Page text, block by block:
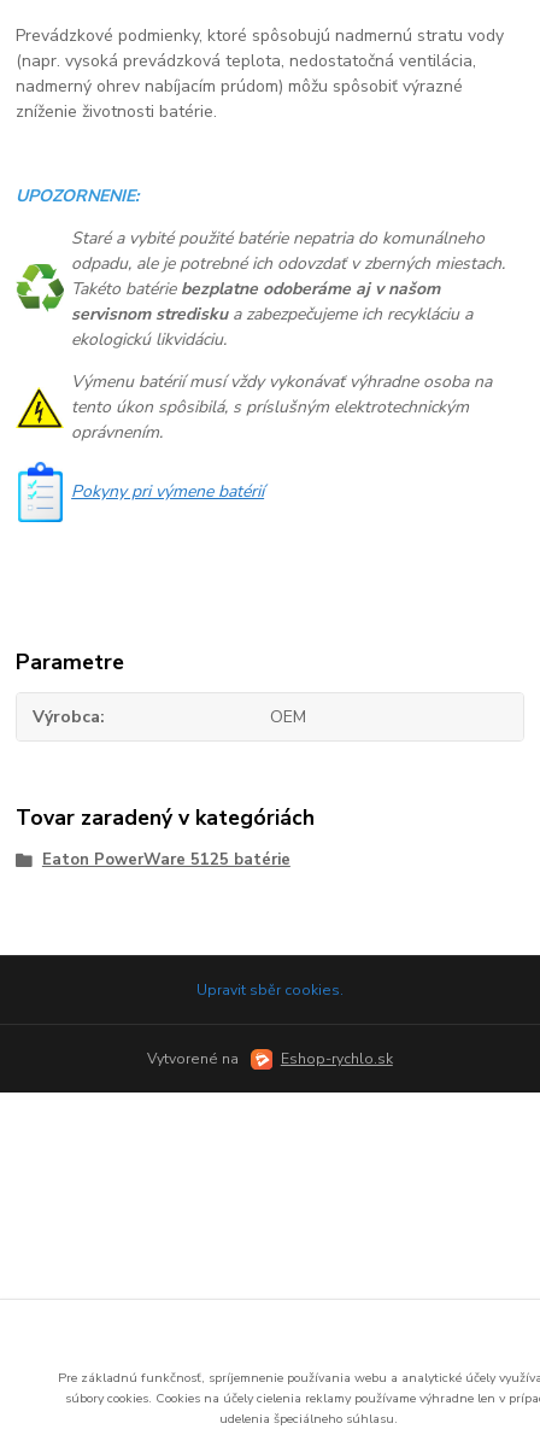
Prevádzkové podmienky, ktoré spôsobujú nadmernú stratu vody
(napr. vysoká prevádzková teplota, nedostatočná ventilácia,
nadmerný ohrev nabíjacím prúdom) môžu spôsobiť výrazné
zníženie životnosti batérie.
UPOZORNENIE:
Staré a vybité použité batérie nepatria do komunálneho
odpadu, ale je potrebné ich odovzdať v zberných miestach.
Takéto batérie bezplatne odoberáme aj v našom
servisnom strediskua zabezpečujeme ich recykláciu a
ekologickú likvidáciu.
Výmenu batérií musí vždy vykonávať výhradne osoba na
tento úkon spôsibilá, s príslušným elektrotechnickým
oprávnením.
Pokyny pri výmene batérií
Parametre
Výrobca OEM
Tovar zaradený v kategóriách
Eaton PowerWare 5125 batérie
Upravit sběr cookies.
Vytvorené na Eshop-rychlo.sk
Pre základnú funkčnosť, spríjemnenie používania webu a analytické účely
súbory cookies. Cookies na účely cielenia reklamy používame výhradne len v
udelenia špeciálneho súhlasu.